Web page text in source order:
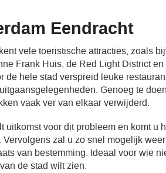
Eendracht
vele toeristische attracties, zoals
Frank Huis, de Red Light District
de hele stad verspreid leuke
Genoeg te
vaak ver van elkaar verwijderd.
uitkomst voor dit probleem en komt u
zal u zo snel mogelijk
van bestemming. Ideaal voor wie
de stad wilt zien.